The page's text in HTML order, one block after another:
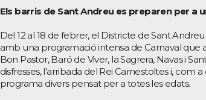
Els barris de Sant Andreu es preparen per a
Del 12 al 18 de febrer, el Districte de Sant
amb una programació intensa de Carnaval que
Bon Pastor, Baró de Viver, la Sagrera, Navas i
disfresses, l’arribada del Rei Carnestoltes i, com
programa divers pensat per a totes les edats.